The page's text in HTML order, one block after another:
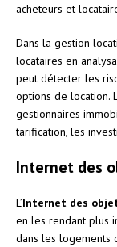
acheteurs et
Dans la gestion
locataires en
peut détecter les
options de location.
gestionnaires
tarification, les
Internet des
L’Internet des
en les rendant plus
dans les logements